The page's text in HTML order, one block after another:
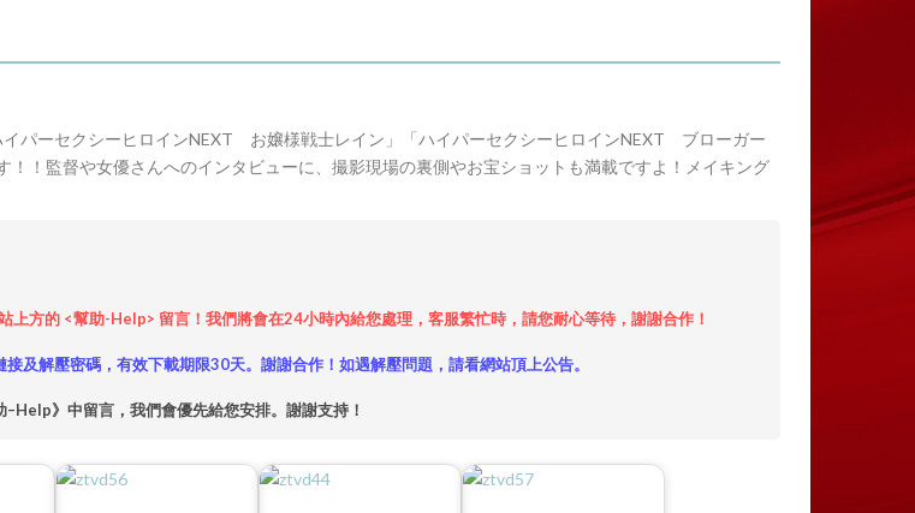
パーセクシーヒロインNEXT お嬢様戦士レイン」「ハイパーセクシーヒロインNEXT ブローガー
！監督や女優さんへのインタビューに、撮影現場の裏側やお宝ショットも満載ですよ！メイキング
方的 <幫助-Help> 留言！我們將會在24小時內給您處理，客服繁忙時，請您耐心等待，謝謝合作！
及解壓密碼，有效下載期限30天。謝謝合作！如遇解壓問題，請看網站頂上公告。
》中留言，我們會優先給您安排。謝謝支持！